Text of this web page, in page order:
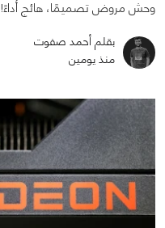
وحش مروض تصميمًا، هائج أداءً!
بقلم أحمد صفوت
منذ يومين